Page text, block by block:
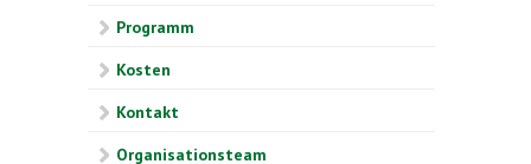
Programm
Kosten
Kontakt
Organisationsteam